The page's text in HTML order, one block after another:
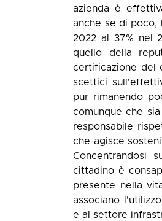
azienda è
anche se di poco,
2022 al 37% nel
quello della
certificazione del
scettici
pur rimanendo
comunque che
responsabile
che agisce
Concentrandosi
cittadino è
presente nella
associano
e al settore